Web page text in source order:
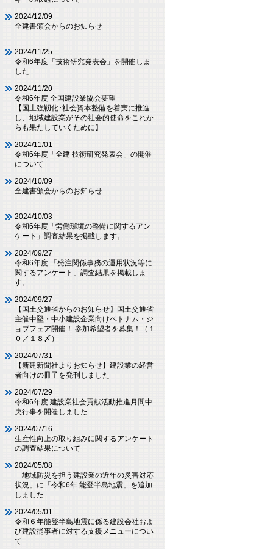
2024/12/09
全建書頒会からのお知らせ
2024/11/25
令和6年度「技術研究発表会」を開催しま
した
2024/11/20
令和6年度 全国建設業協会要望
【国土強靱化･社会資本整備を着実に推進
し、地域建設業がその社会的使命をこれか
らも果たしていくために】
2024/11/01
令和6年度「全建 技術研究発表会」の開催
について
2024/10/09
全建書頒会からのお知らせ
2024/10/03
令和6年度「労働環境の整備に関するアン
ケート」調査結果を掲載します。
2024/09/27
令和6年度 「発注関係事務の運用状況等に
関するアンケート」調査結果を掲載しま
す。
2024/09/27
【国土交通省からのお知らせ】国土交通省
主催中堅・中小建設企業向けベトナム・ジ
ョブフェア開催！ 参加希望者を募集！（１
０／１８〆）
2024/07/31
【新建新聞社よりお知らせ】建設業の経営
者向けの冊子を発刊しました
2024/07/29
令和6年度 建設業社会貢献活動推進月間中
央行事を開催しました
2024/07/16
生産性向上の取り組みに関するアンケート
の調査結果について
2024/05/08
「地域防災を担う建設業の近年の災害対応
状況」に「令和6年 能登半島地震」を追加
しました
2024/05/01
令和６年能登半島地震に係る建設会社およ
び建設従事者に対する支援メニューについ
て